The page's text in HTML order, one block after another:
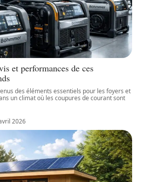
et performances de ces
des éléments essentiels pour les foyers et
un climat où les coupures de courant sont
2026